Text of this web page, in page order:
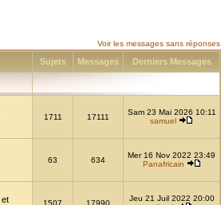
Voir les messages sans réponses
Sujets Messages Derniers Messages
1711 17111
Sam 23 Mai 2026 10:11
samuel
63 634
Mer 16 Nov 2022 23:49
Panafricain
et
1507 17990
Jeu 21 Juil 2022 20:00